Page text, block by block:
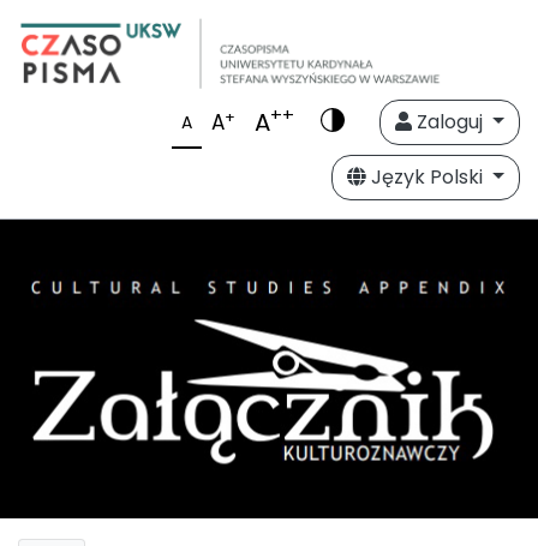
A A+ A++
Zaloguj
Język Polski